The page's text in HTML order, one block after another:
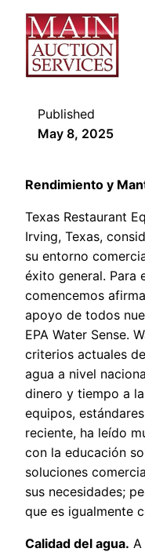
Published
May 8, 2025
Rendimiento y
Texas Restaurant
Irving, Texas,
su entorno
éxito general. Para
comencemos
apoyo de todos
EPA Water Sense.
criterios actuales
agua a nivel
dinero y tiempo a
equipos,
reciente, ha leído
con la educación
soluciones
sus necesidades;
que es igualmente
Calidad del agua.